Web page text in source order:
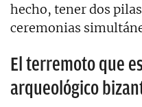
hecho, tener dos
ceremonias
El terremoto que
arqueológico